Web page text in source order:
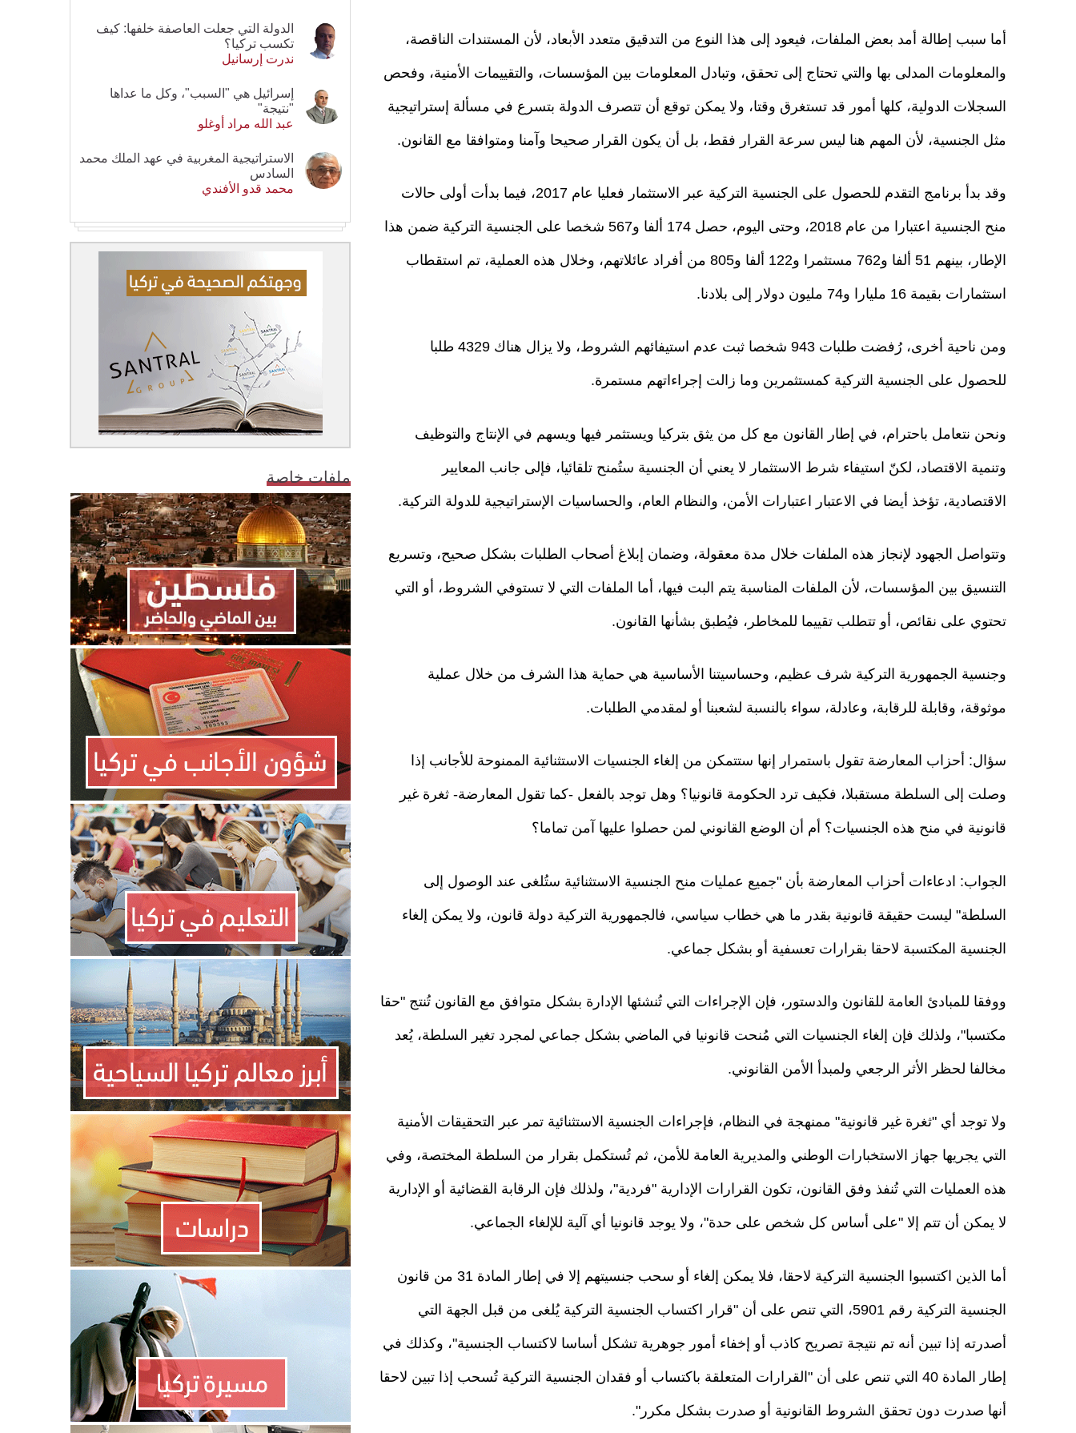
أما سبب إطالة أمد بعض الملفات، فيعود إلى هذا النوع من التدقيق متعدد الأبعاد، لأن المستندات الناقصة،
والمعلومات المدلى بها والتي تحتاج إلى تحقق، وتبادل المعلومات بين المؤسسات، والتقييمات الأمنية، وفحص
السجلات الدولية، كلها أمور قد تستغرق وقتا، ولا يمكن توقع أن تتصرف الدولة بتسرع في مسألة إستراتيجية
مثل الجنسية، لأن المهم هنا ليس سرعة القرار فقط، بل أن يكون القرار صحيحا وآمنا ومتوافقا مع القانون.
وقد بدأ برنامج التقدم للحصول على الجنسية التركية عبر الاستثمار فعليا عام 2017، فيما بدأت أولى حالات
منح الجنسية اعتبارا من عام 2018، وحتى اليوم، حصل 174 ألفا و567 شخصا على الجنسية التركية ضمن هذا
الإطار، بينهم 51 ألفا و762 مستثمرا و122 ألفا و805 من أفراد عائلاتهم، وخلال هذه العملية، تم استقطاب
استثمارات بقيمة 16 مليارا و74 مليون دولار إلى بلادنا.
ومن ناحية أخرى، رُفضت طلبات 943 شخصا ثبت عدم استيفائهم الشروط، ولا يزال هناك 4329 طلبا
للحصول على الجنسية التركية كمستثمرين وما زالت إجراءاتهم مستمرة.
ونحن نتعامل باحترام، في إطار القانون مع كل من يثق بتركيا ويستثمر فيها ويسهم في الإنتاج والتوظيف
وتنمية الاقتصاد، لكنّ استيفاء شرط الاستثمار لا يعني أن الجنسية ستُمنح تلقائيا، فإلى جانب المعايير
الاقتصادية، تؤخذ أيضا في الاعتبار اعتبارات الأمن، والنظام العام، والحساسيات الإستراتيجية للدولة التركية.
وتتواصل الجهود لإنجاز هذه الملفات خلال مدة معقولة، وضمان إبلاغ أصحاب الطلبات بشكل صحيح، وتسريع
التنسيق بين المؤسسات، لأن الملفات المناسبة يتم البت فيها، أما الملفات التي لا تستوفي الشروط، أو التي
تحتوي على نقائص، أو تتطلب تقييما للمخاطر، فيُطبق بشأنها القانون.
وجنسية الجمهورية التركية شرف عظيم، وحساسيتنا الأساسية هي حماية هذا الشرف من خلال عملية
موثوقة، وقابلة للرقابة، وعادلة، سواء بالنسبة لشعبنا أو لمقدمي الطلبات.
سؤال: أحزاب المعارضة تقول باستمرار إنها ستتمكن من إلغاء الجنسيات الاستثنائية الممنوحة للأجانب إذا
وصلت إلى السلطة مستقبلا، فكيف ترد الحكومة قانونيا؟ وهل توجد بالفعل -كما تقول المعارضة- ثغرة غير
قانونية في منح هذه الجنسيات؟ أم أن الوضع القانوني لمن حصلوا عليها آمن تماما؟
الجواب: ادعاءات أحزاب المعارضة بأن "جميع عمليات منح الجنسية الاستثنائية ستُلغى عند الوصول إلى
السلطة" ليست حقيقة قانونية بقدر ما هي خطاب سياسي، فالجمهورية التركية دولة قانون، ولا يمكن إلغاء
الجنسية المكتسبة لاحقا بقرارات تعسفية أو بشكل جماعي.
ووفقا للمبادئ العامة للقانون والدستور، فإن الإجراءات التي تُنشئها الإدارة بشكل متوافق مع القانون تُنتج "حقا
مكتسبا"، ولذلك فإن إلغاء الجنسيات التي مُنحت قانونيا في الماضي بشكل جماعي لمجرد تغير السلطة، يُعد
مخالفا لحظر الأثر الرجعي ولمبدأ الأمن القانوني.
ولا توجد أي "ثغرة غير قانونية" ممنهجة في النظام، فإجراءات الجنسية الاستثنائية تمر عبر التحقيقات الأمنية
التي يجريها جهاز الاستخبارات الوطني والمديرية العامة للأمن، ثم تُستكمل بقرار من السلطة المختصة، وفي
هذه العمليات التي تُنفذ وفق القانون، تكون القرارات الإدارية "فردية"، ولذلك فإن الرقابة القضائية أو الإدارية
لا يمكن أن تتم إلا "على أساس كل شخص على حدة"، ولا يوجد قانونيا أي آلية للإلغاء الجماعي.
أما الذين اكتسبوا الجنسية التركية لاحقا، فلا يمكن إلغاء أو سحب جنسيتهم إلا في إطار المادة 31 من قانون
الجنسية التركية رقم 5901، التي تنص على أن "قرار اكتساب الجنسية التركية يُلغى من قبل الجهة التي
أصدرته إذا تبين أنه تم نتيجة تصريح كاذب أو إخفاء أمور جوهرية تشكل أساسا لاكتساب الجنسية"، وكذلك في
إطار المادة 40 التي تنص على أن "القرارات المتعلقة باكتساب أو فقدان الجنسية التركية تُسحب إذا تبين لاحقا
أنها صدرت دون تحقق الشروط القانونية أو صدرت بشكل مكرر".
الدولة التي جعلت العاصفة خلفها: كيف
تكسب تركيا؟
ندرت إرسانيل
إسرائيل هي "السبب"، وكل ما عداها
"نتيجة"
عبد الله مراد أوغلو
الاستراتيجية المغربية في عهد الملك محمد
السادس
محمد قدو الأفندي
ملفات خاصة